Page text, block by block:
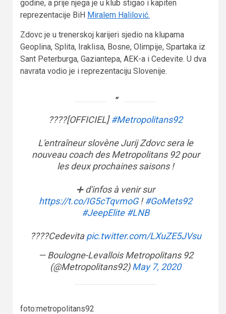
godine, a prije njega je u klub stigao i kapiten
reprezentacije BiH Miralem Halilović.
Zdovc je u trenerskoj karijeri sjedio na klupama
Geoplina, Splita, Iraklisa, Bosne, Olimpije, Spartaka iz
Sant Peterburga, Gaziantepa, AEK-a i Cedevite. U dva
navrata vodio je i reprezentaciju Slovenije.
????[OFFICIEL]#Metropolitans92
L'entraîneur slovène Jurij Zdovc sera le
nouveau coach des Metropolitans 92 pour
les deux prochaines saisons !
➕ d'infos à venir sur
https://t.co/IG5cTqvmoG!#GoMets92
#JeepElite #LNB
????Cedevitapic.twitter.com/LXuZE5JVsu
— Boulogne-Levallois Metropolitans 92
(@Metropolitans92)May 7, 2020
foto:metropolitans92